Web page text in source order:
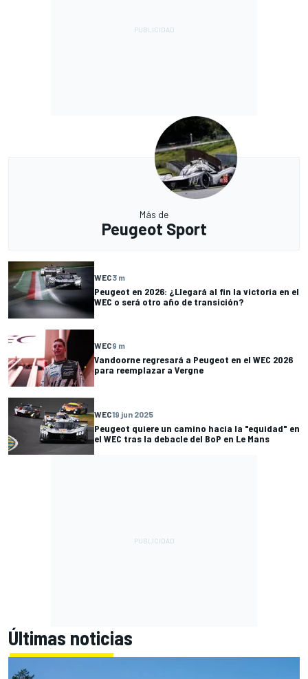
Más de
Peugeot Sport
WEC3 m
Peugeot en 2026: ¿Llegará al fin la victoria en el
WEC o será otro año de transición?
WEC9 m
Vandoorne regresará a Peugeot en el WEC 2026
para reemplazar a Vergne
WEC19 jun 2025
Peugeot quiere un camino hacia la "equidad" en
el WEC tras la debacle del BoP en Le Mans
Últimas noticias